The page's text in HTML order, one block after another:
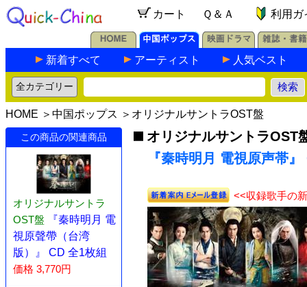
カート Ｑ＆Ａ 利用ガ
新着すべて アーティスト 人気ベスト
HOME ＞ 中国ポップス ＞ オリジナルサントラOST盤
この商品の関連商品
オリジナルサントラ
OST盤
『秦時明月 電
視原聲帶（台湾
版）』 CD 全1枚組
価格 3,770円
オリジナルサントラOST
『秦時明月 電視原声帯
<<収録歌手の